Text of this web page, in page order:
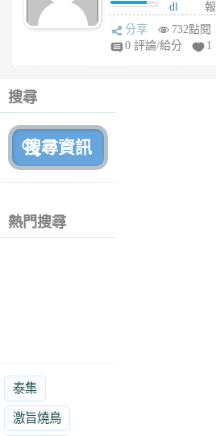
前
dl
sq
fy
報
分享
732點閱
0 評論/給分
1
搜尋
熱門搜尋
泰集
激旨燒鳥